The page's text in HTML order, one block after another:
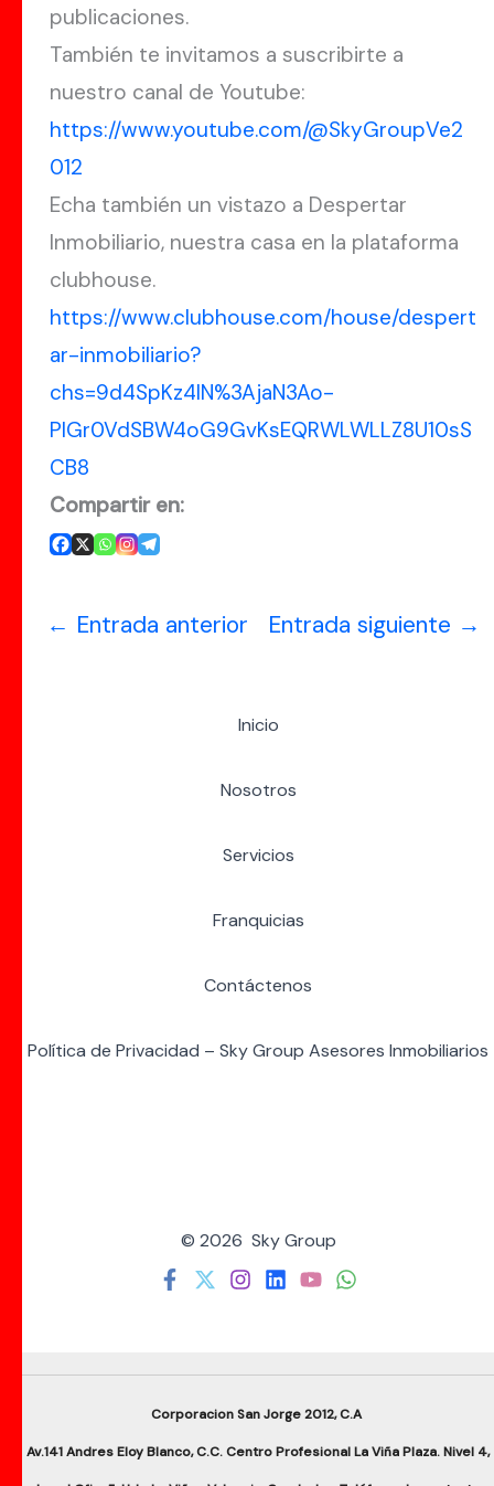
publicaciones.
También te invitamos a suscribirte a
nuestro canal de Youtube:
https://www.youtube.com/@SkyGroupVe2
012
Echa también un vistazo a Despertar
Inmobiliario, nuestra casa en la plataforma
clubhouse.
https://www.clubhouse.com/house/despert
ar-inmobiliario?
chs=9d4SpKz4lN%3AjaN3Ao-
PlGr0VdSBW4oG9GvKsEQRWLWLLZ8U10sS
CB8
Compartir en:
← Entrada anterior Entrada siguiente →
Inicio
Nosotros
Servicios
Franquicias
Contáctenos
Política de Privacidad – Sky Group Asesores Inmobiliarios
© 2026 Sky Group
Corporacion San Jorge 2012, C.A
Av.141 Andres Eloy Blanco, C.C. Centro Profesional La Viña Plaza. Nivel 4,